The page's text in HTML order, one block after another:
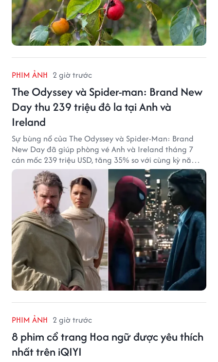
PHIM ẢNH 2 giờ trước
The Odyssey và Spider-man: Brand New
Day thu 239 triệu đô la tại Anh và
Ireland
Sự bùng nổ của The Odyssey và Spider-Man: Brand
New Day đã giúp phòng vé Anh và Ireland tháng 7
cán mốc 239 triệu USD, tăng 35% so với cùng kỳ năm
ngoái.
PHIM ẢNH 2 giờ trước
8 phim cổ trang Hoa ngữ được yêu thích
nhất trên iQIYI